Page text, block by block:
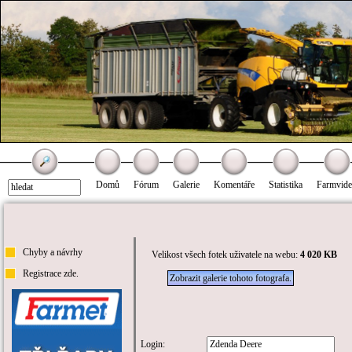
Domů Fórum Galerie Komentáře Statistika
Chyby a návrhy
Registrace zde.
Velikost všech fotek uživatele na webu: 4 020 KB
Zobrazit galerie tohoto fotografa.
Login: